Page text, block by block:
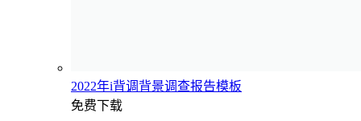
2022年i背调背景调查报告模板
免费下载